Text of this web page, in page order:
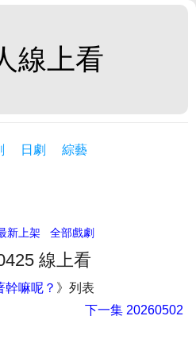
線上看
日劇 綜藝
新上架 全部戲劇
線上看
幹嘛呢？ 》列表
下一集20260502